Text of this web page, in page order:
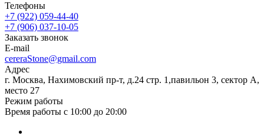
Телефоны
+7 (922) 059-44-40
+7 (906) 037-10-05
Заказать звонок
E-mail
cereraStone@gmail.com
Адрес
г. Москва, Нахимовский пр-т, д.24 стр. 1,павильон 3, сектор А,
место 27
Режим работы
Время работы с 10:00 до 20:00